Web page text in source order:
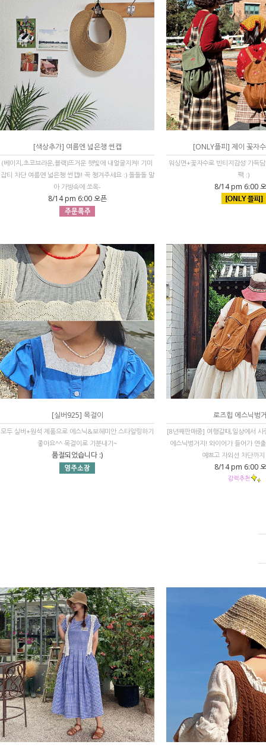
[색상추가] 여름엔 넓은챙 썬캡
(베이지,초코브라운,블랙)뜨거운 햇빛에 내얼굴지켜! 기미
잡티 차단 여름엔 넓은챙 썬캡!! 꼭 챙겨주세요 :) 돌돌돌 말
아 가방속에 쏘옥-
8/14 pm 6:00 오픈
[ONLY플피] 제이 꽃자
워싱면+꽃자수로 빈티지감성 가득
팩 :)
8/14 pm 6:00
[실버925] 목걸이
모두 실버+원석 제품으로 에스닉&보헤미안 스타일링하기
좋아요^^ 목걸이로 기분내기~
품절되었습니다 :)
로즈힙 에스닉벙
[8년째판매중] 여행갈때,일상에서 사
에스닉벙거지! 와이어가 들어가 연
예쁘고 자외선 차단까
8/14 pm 6:00